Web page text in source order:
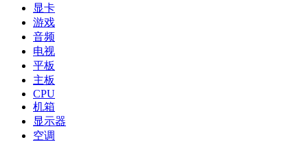
显卡
游戏
音频
电视
平板
主板
CPU
机箱
显示器
空调